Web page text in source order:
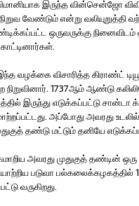
இருந்த வின்சென்ஜோ
வேண்டும் என்று வலியுறுத்தி
ஒருவருக்கு
வழக்கை விசாரித்த கிராண்ட்
1737ஆம் ஆண்டு
இருந்து எடுக்கப்பட்டு
அப்போது அவரது
தண்டு மட்டும் தனியே
அவரது முதுகுத் தண்டின் ஒரு
படுவா
வருகிறது.